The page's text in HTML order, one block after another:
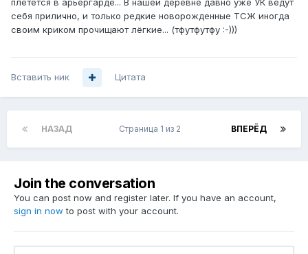
плетется в арьергарде... В нашей деревне давно уже УК ведут
себя прилично, и только редкие новорожденные ТСЖ иногда
своим криком прочищают лёгкие... (тфутфутфу :-)))
Вставить ник Цитата
НАЗАД ВПЕРЁД
Страница 1 из 2
Join the conversation
You can post now and register later. If you have an account,
sign in now to post with your account.